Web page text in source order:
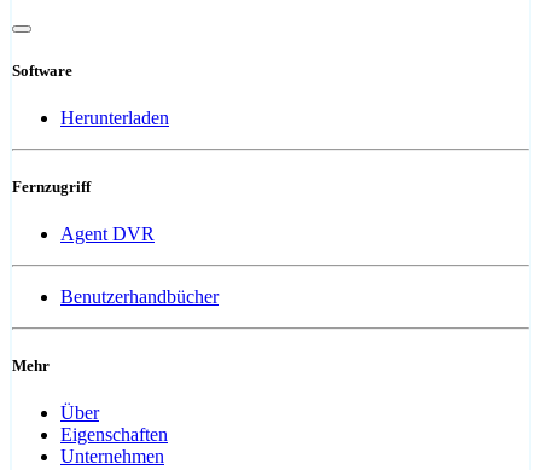
Software
Herunterladen
Fernzugriff
Agent DVR
Benutzerhandbücher
Mehr
Über
Eigenschaften
Unternehmen